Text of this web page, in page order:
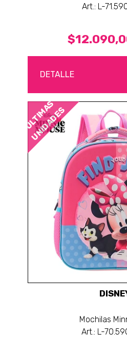
Art.: L-
DETALLE
ÚLTIMAS
UNIDADES
Mochilas
Art.: L-